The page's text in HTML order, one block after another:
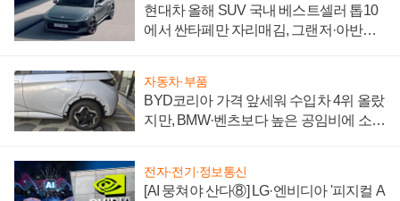
현대차 올해 SUV 국내 베스트셀러 톱10
에서 싼타페만 자리매김, 그랜저·아반떼
자동차·부품
BYD코리아 가격 앞세워 수입차 4위 올랐
지만, BMW·벤츠보다 높은 공임비에 소비
전자·전기·정보통신
[AI 뭉쳐야 산다⑧] LG·엔비디아 '피지컬 A